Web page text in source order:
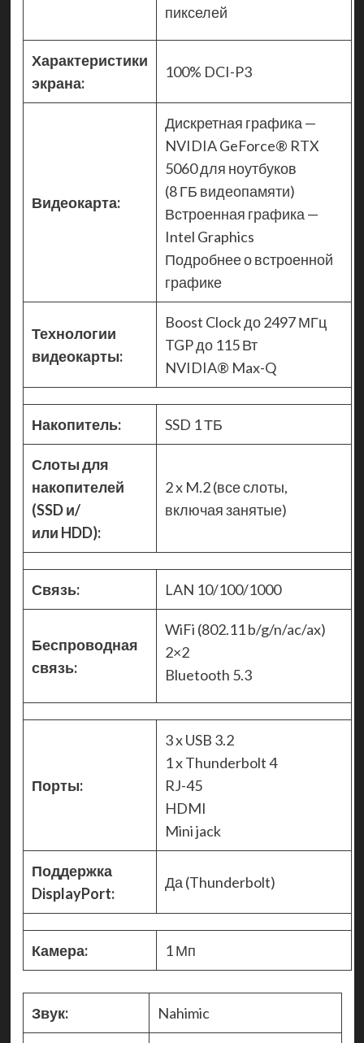
пикселей
Характеристики
экрана:
100% DCI-P3
Видеокарта:
Дискретная графика —
NVIDIA GeForce® RTX
5060 для ноутбуков
(8 ГБ видеопамяти)
Встроенная графика —
Intel Graphics
Подробнее о встроенной
графике
Технологии
видеокарты:
Boost Clock до 2497 МГц
TGP до 115 Вт
NVIDIA® Max-Q
Накопитель: SSD 1 ТБ
Слоты для
накопителей
(SSD и/
или HDD):
2 x M.2 (все слоты,
включая занятые)
Связь: LAN 10/100/1000
Беспроводная
связь:
WiFi (802.11 b/g/n/ac/ax)
2×2
Bluetooth 5.3
Порты:
3 x USB 3.2
1 x Thunderbolt 4
RJ-45
HDMI
Mini jack
Поддержка
DisplayPort:
Да (Thunderbolt)
Камера: 1 Мп
Звук: Nahimic